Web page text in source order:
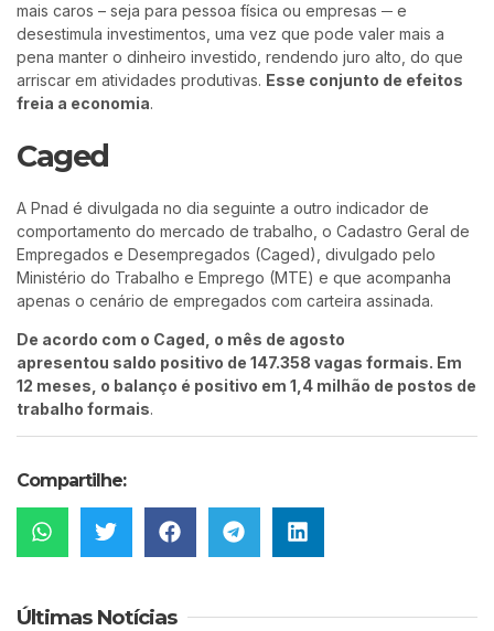
mais caros – seja para pessoa física ou empresas ─ e
desestimula investimentos, uma vez que pode valer mais a
pena manter o dinheiro investido, rendendo juro alto, do que
arriscar em atividades produtivas. Esse conjunto de efeitos
freia a economia.
Caged
A Pnad é divulgada no dia seguinte a outro indicador de
comportamento do mercado de trabalho, o Cadastro Geral de
Empregados e Desempregados (Caged), divulgado pelo
Ministério do Trabalho e Emprego (MTE) e que acompanha
apenas o cenário de empregados com carteira assinada.
De acordo com o Caged, o mês de agosto
apresentou saldo positivo de 147.358 vagas formais. Em
12 meses, o balanço é positivo em 1,4 milhão de postos de
trabalho formais.
Compartilhe:
Últimas Notícias